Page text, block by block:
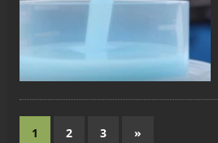
1 2 3 »